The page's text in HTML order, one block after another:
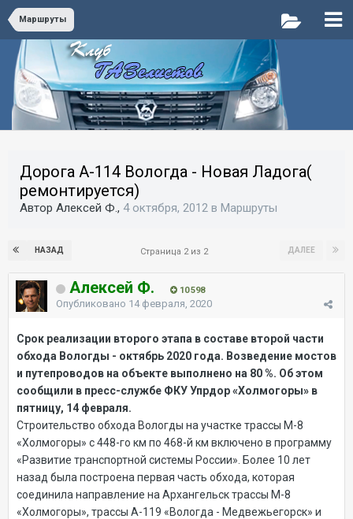
Маршруты
Дорога А-114 Вологда - Новая Ладога(
ремонтируется)
Автор Алексей Ф., 4 октября, 2012 в Маршруты
НАЗАД ДАЛЕЕ
Страница 2 из 2
Алексей Ф. 10 598
Опубликовано 14 февраля, 2020
Срок реализации второго этапа в составе второй части
обхода Вологды - октябрь 2020 года. Возведение мостов
и путепроводов на объекте выполнено на 80 %. Об этом
сообщили в пресс-службе ФКУ Упрдор «Холмогоры» в
пятницу, 14 февраля.
Строительство обхода Вологды на участке трассы М-8
«Холмогоры» с 448-го км по 468-й км включено в программу
«Развитие транспортной системы России». Более 10 лет
назад была построена первая часть обхода, которая
соединила направление на Архангельск трассы М-8
«Холмогоры», трассы А-119 «Вологда - Медвежьегорск» и